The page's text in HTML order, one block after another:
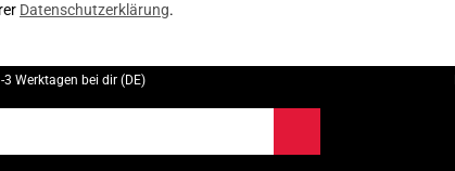
Datenschutzerklärung.
3 Werktagen bei dir (DE)